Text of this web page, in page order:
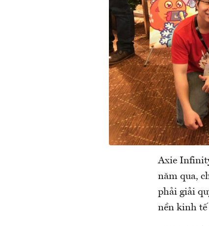
Axie
năm qua,
phải giải
nền kinh tế